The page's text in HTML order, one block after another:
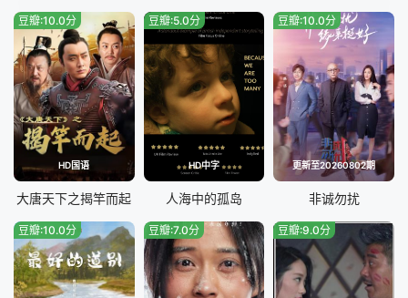
HD国语
豆瓣:10.0分
大唐天下之揭竿而起
HD中字
豆瓣:5.0分
人海中的孤岛
更新至20260802期
豆瓣:10.0分
非诚勿扰
豆瓣:10.0分 豆瓣:7.0分 豆瓣:9.0分